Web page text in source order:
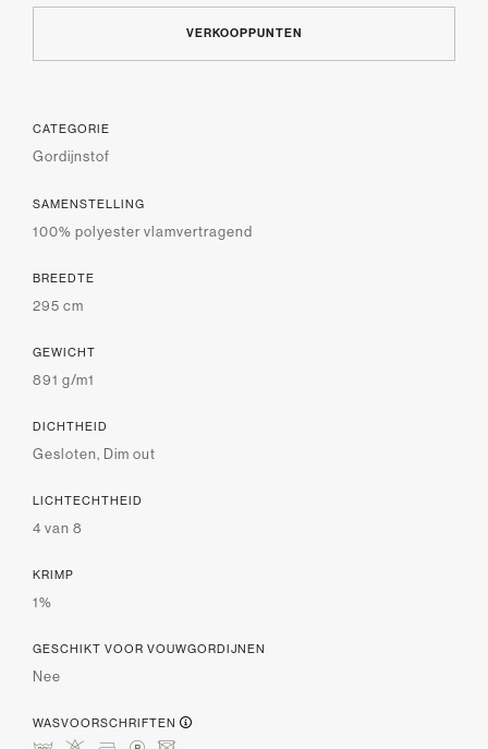
VERKOOPPUNTEN
CATEGORIE
Gordijnstof
SAMENSTELLING
100% polyester vlamvertragend
BREEDTE
295 cm
GEWICHT
891 g/m1
DICHTHEID
Gesloten, Dim out
LICHTECHTHEID
4 van 8
KRIMP
1%
GESCHIKT VOOR VOUWGORDIJNEN
Nee
WASVOORSCHRIFTEN